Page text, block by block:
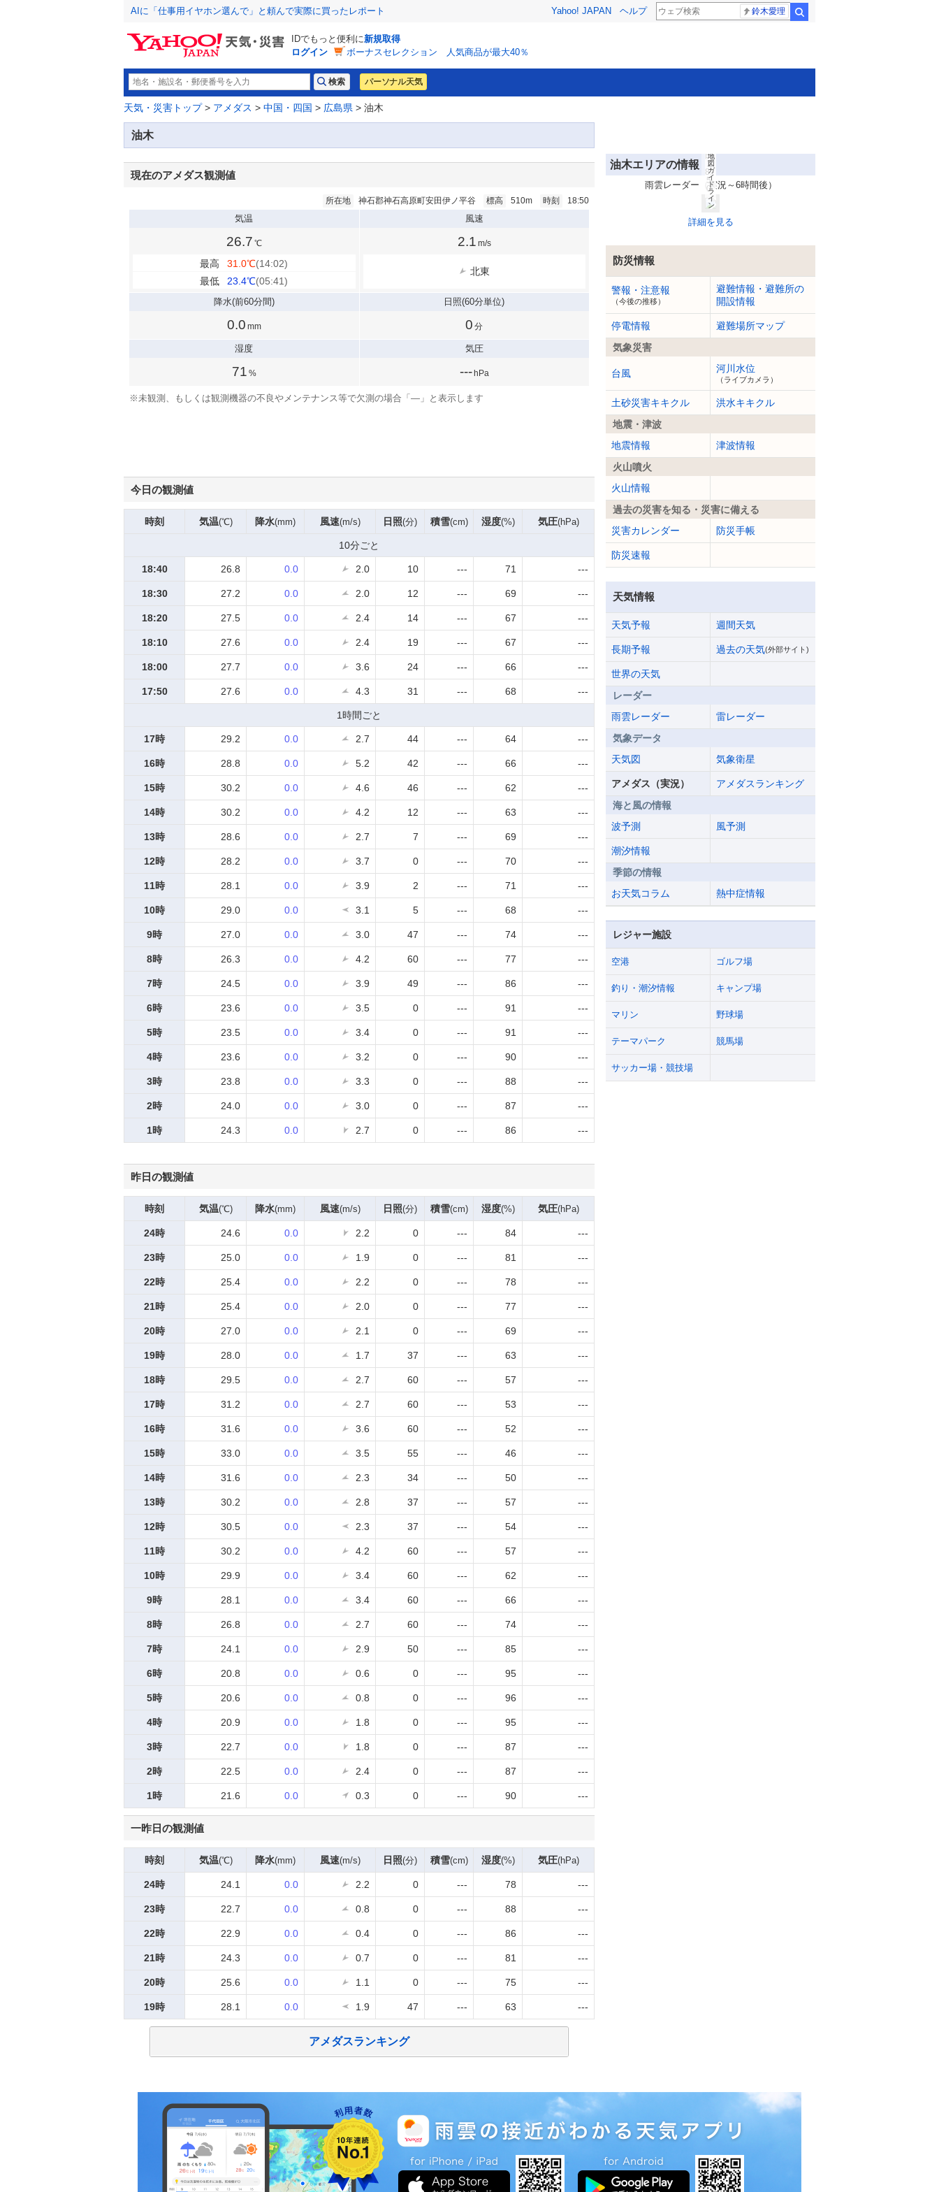
AIに「仕事用イヤホン選んで」と頼んで実際に買ったレポート Yahoo! JAPAN ヘルプ 鈴木愛理
IDでもっと便利に新規取得
ログイン
ボーナスセレクション 人気商品が最大40％
パーソナル天気
天気・災害トップ> アメダス > 中国・四国 > 広島県 > 油木
油木
現在のアメダス観測値
所在地 神石郡神石高原町安田伊ノ平谷 標高 510m 時刻 18:50
気温
26.7 ℃
最高 31.0℃(14:02)
最低
23.4℃(05:41)
風速
2.1 m/s
北東
降水(前60分間)
0.0 mm
日照(60分単位)
0 分
湿度
71 %
気圧
---hPa
※ 未観測、もしくは観測機器の不良やメンテナンス等で欠測の場合「—」と表示します
今日の観測値
時刻 気温(℃) 降水(mm) 風速(m/s) 日照(分) 積雪(cm) 湿度(%) 気圧(hPa)
10分ごと
18:40 26.8 0.0 2.0 10 --- 71 ---
18:30 27.2 0.0 2.0 12 --- 69 ---
18:20 27.5 0.0 2.4 14 --- 67 ---
18:10 27.6 0.0 2.4 19 --- 67 ---
18:00 27.7 0.0 3.6 24 --- 66 ---
17:50 27.6 0.0 4.3 31 --- 68 ---
1時間ごと
17時 29.2 0.0 2.7 44 --- 64 ---
16時 28.8 0.0 5.2 42 --- 66 ---
15時 30.2 0.0 4.6 46 --- 62 ---
14時 30.2 0.0 4.2 12 --- 63 ---
13時 28.6 0.0 2.7 7 --- 69 ---
12時 28.2 0.0 3.7 0 --- 70 ---
11時 28.1 0.0 3.9 2 --- 71 ---
10時 29.0 0.0 3.1 5 --- 68 ---
9時 27.0 0.0 3.0 47 --- 74 ---
8時 26.3 0.0 4.2 60 --- 77 ---
7時 24.5 0.0 3.9 49 --- 86 ---
6時 23.6 0.0 3.5 0 --- 91 ---
5時 23.5 0.0 3.4 0 --- 91 ---
4時 23.6 0.0 3.2 0 --- 90 ---
3時 23.8 0.0 3.3 0 --- 88 ---
2時 24.0 0.0 3.0 0 --- 87 ---
1時 24.3 0.0 2.7 0 --- 86 ---
昨日の観測値
時刻 気温(℃) 降水(mm) 風速(m/s) 日照(分) 積雪(cm) 湿度(%) 気圧(hPa)
24時 24.6 0.0 2.2 0 --- 84 ---
23時 25.0 0.0 1.9 0 --- 81 ---
22時 25.4 0.0 2.2 0 --- 78 ---
21時 25.4 0.0 2.0 0 --- 77 ---
20時 27.0 0.0 2.1 0 --- 69 ---
19時 28.0 0.0 1.7 37 --- 63 ---
18時 29.5 0.0 2.7 60 --- 57 ---
17時 31.2 0.0 2.7 60 --- 53 ---
16時 31.6 0.0 3.6 60 --- 52 ---
15時 33.0 0.0 3.5 55 --- 46 ---
14時 31.6 0.0 2.3 34 --- 50 ---
13時 30.2 0.0 2.8 37 --- 57 ---
12時 30.5 0.0 2.3 37 --- 54 ---
11時 30.2 0.0 4.2 60 --- 57 ---
10時 29.9 0.0 3.4 60 --- 62 ---
9時 28.1 0.0 3.4 60 --- 66 ---
8時 26.8 0.0 2.7 60 --- 74 ---
7時 24.1 0.0 2.9 50 --- 85 ---
6時 20.8 0.0 0.6 0 --- 95 ---
5時 20.6 0.0 0.8 0 --- 96 ---
4時 20.9 0.0 1.8 0 --- 95 ---
3時 22.7 0.0 1.8 0 --- 87 ---
2時 22.5 0.0 2.4 0 --- 87 ---
1時 21.6 0.0 0.3 0 --- 90 ---
一昨日の観測値
時刻 気温(℃) 降水(mm) 風速(m/s) 日照(分) 積雪(cm) 湿度(%) 気圧(hPa)
24時 24.1 0.0 2.2 0 --- 78 ---
23時 22.7 0.0 0.8 0 --- 88 ---
22時 22.9 0.0 0.4 0 --- 86 ---
21時 24.3 0.0 0.7 0 --- 81 ---
20時 25.6 0.0 1.1 0 --- 75 ---
19時 28.1 0.0 1.9 47 --- 63 ---
アメダスランキング
油木エリアの情報
雨雲レーダー（実況～6時間後）
日
1
8:
5
0
(C
地
図
ガ
イ
ド
ラ
イ
ン
詳細を見る
防災情報
警報・注意報
（今後の推移）
避難情報・避難所の
開設情報
停電情報
避難場所マップ
気象災害
台風 河川水位
（ライブカメラ）
土砂災害キキクル
洪水キキクル
地震・津波
地震情報
津波情報
火山噴火
火山情報
過去の災害を知る・災害に備える
災害カレンダー
防災手帳
防災速報
天気情報
天気予報 週間天気
長期予報 過去の天気(外部サイト)
世界の天気
レーダー
雨雲レーダー
雷レーダー
気象データ
天気図
気象衛星
アメダス（実況）
アメダスランキング
海と風の情報
波予測
風予測
潮汐情報
季節の情報
お天気コラム
熱中症情報
レジャー施設
空港 ゴルフ場
釣り・潮汐情報 キャンプ場
マリン 野球場
テーマパーク 競馬場
サッカー場・競技場